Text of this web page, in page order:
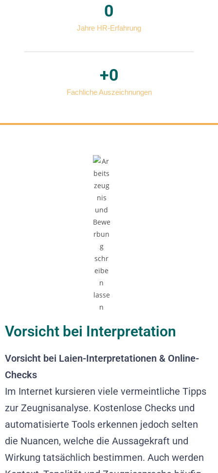
Jahre HR-Erfahrung
0
Fachliche Auszeichnungen
+0
Vorsicht bei Interpretation
Vorsicht bei Laien-Interpretationen & Online-
Checks
Im Internet kursieren viele vermeintliche Tipps
zur Zeugnisanalyse. Kostenlose Checks und
automatisierte Tools erkennen jedoch selten
die Nuancen, welche die Aussagekraft und
Wirkung tatsächlich bestimmen. Auch werden